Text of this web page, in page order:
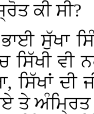
ਕੀ ਸੀ?
ਸੁੱਖਾ
ਸਿੱਖੀ ਵੀ
ਸਿੱਖਾਂ ਦੀ
ਤੇ